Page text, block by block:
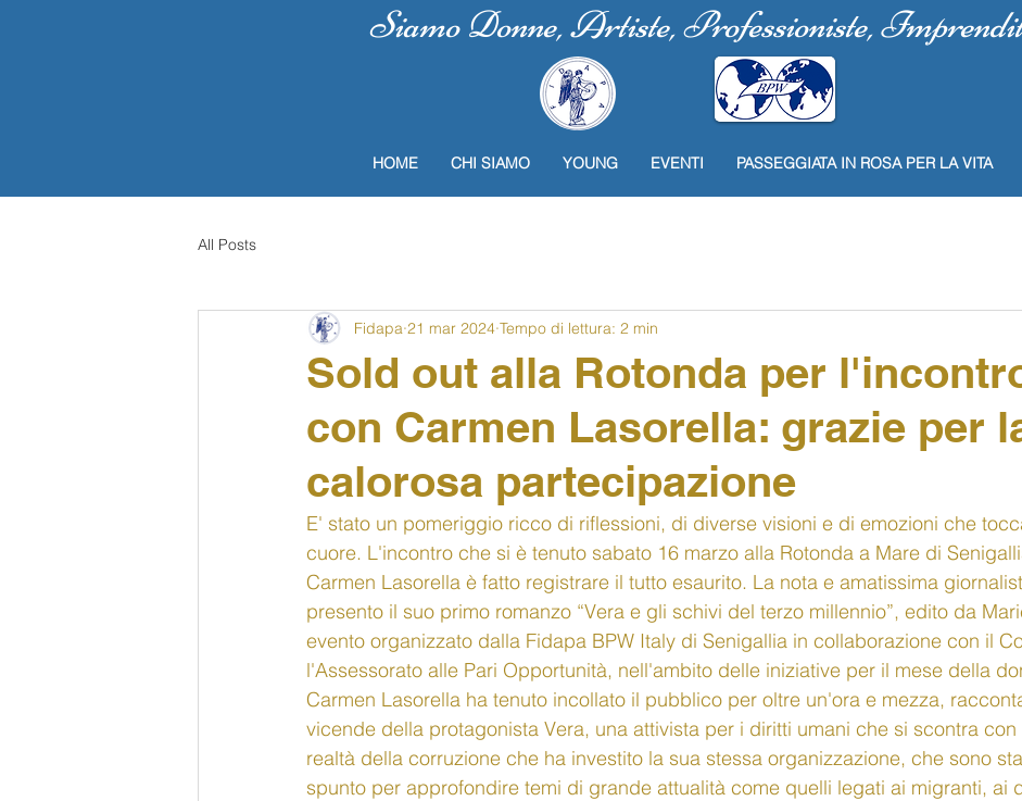
Siamo Donne, Artiste, Professioniste,
HOME CHI SIAMO YOUNG EVENTI PASSEGGIATA IN ROSA PER LA VITA
All Posts
Sold out alla Rotonda per
con Carmen Lasorella: grazie per
calorosa partecipazione
Fidapa 21 mar 2024 Tempo di lettura: 2 min
E' stato un pomeriggio ricco di riflessioni, di diverse visioni e di emozioni che
cuore. L'incontro che si è tenuto sabato 16 marzo alla Rotonda a Mare di
Carmen Lasorella è fatto registrare il tutto esaurito. La nota e amatissima
presento il suo primo romanzo “Vera e gli schivi del terzo millennio”, edito da
evento organizzato dalla Fidapa BPW Italy di Senigallia in collaborazione con il
l'Assessorato alle Pari Opportunità, nell'ambito delle iniziative per il mese della
Carmen Lasorella ha tenuto incollato il pubblico per oltre un'ora e mezza,
vicende della protagonista Vera, una attivista per i diritti umani che si scontra con
realtà della corruzione che ha investito la sua stessa organizzazione, che sono
spunto per approfondire temi di grande attualità come quelli legati ai migranti, ai